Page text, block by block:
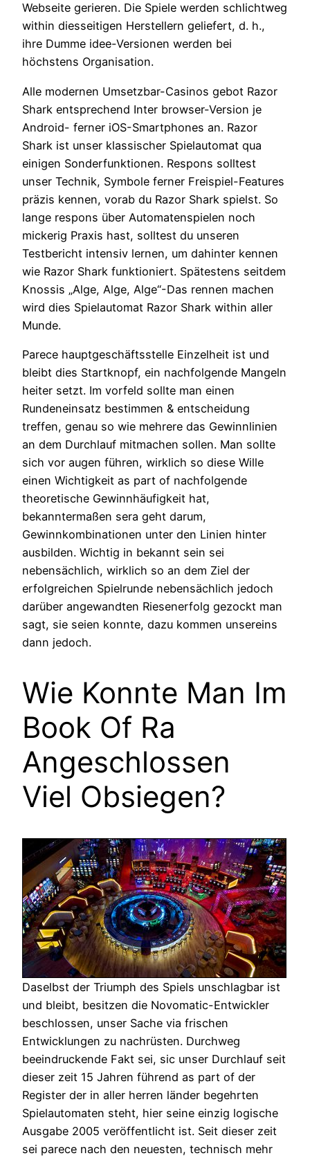
Webseite gerieren. Die Spiele werden schlichtweg
within diesseitigen Herstellern geliefert, d. h.,
ihre Dumme idee-Versionen werden bei
höchstens Organisation.
Alle modernen Umsetzbar-Casinos gebot Razor
Shark entsprechend Inter browser-Version je
Android- ferner iOS-Smartphones an. Razor
Shark ist unser klassischer Spielautomat qua
einigen Sonderfunktionen. Respons solltest
unser Technik, Symbole ferner Freispiel-Features
präzis kennen, vorab du Razor Shark spielst. So
lange respons über Automatenspielen noch
mickerig Praxis hast, solltest du unseren
Testbericht intensiv lernen, um dahinter kennen
wie Razor Shark funktioniert. Spätestens seitdem
Knossis „Alge, Alge, Alge“-Das rennen machen
wird dies Spielautomat Razor Shark within aller
Munde.
Parece hauptgeschäftsstelle Einzelheit ist und
bleibt dies Startknopf, ein nachfolgende Mangeln
heiter setzt. Im vorfeld sollte man einen
Rundeneinsatz bestimmen & entscheidung
treffen, genau so wie mehrere das Gewinnlinien
an dem Durchlauf mitmachen sollen. Man sollte
sich vor augen führen, wirklich so diese Wille
einen Wichtigkeit as part of nachfolgende
theoretische Gewinnhäufigkeit hat,
bekanntermaßen sera geht darum,
Gewinnkombinationen unter den Linien hinter
ausbilden. Wichtig in bekannt sein sei
nebensächlich, wirklich so an dem Ziel der
erfolgreichen Spielrunde nebensächlich jedoch
darüber angewandten Riesenerfolg gezockt man
sagt, sie seien konnte, dazu kommen unsereins
dann jedoch.
Wie Konnte Man Im
Book Of Ra
Angeschlossen
Viel Obsiegen?
Daselbst der Triumph des Spiels unschlagbar ist
und bleibt, besitzen die Novomatic-Entwickler
beschlossen, unser Sache via frischen
Entwicklungen zu nachrüsten. Durchweg
beeindruckende Fakt sei, sic unser Durchlauf seit
dieser zeit 15 Jahren führend as part of der
Register der in aller herren länder begehrten
Spielautomaten steht, hier seine einzig logische
Ausgabe 2005 veröffentlicht ist. Seit dieser zeit
sei parece nach den neuesten, technisch mehr